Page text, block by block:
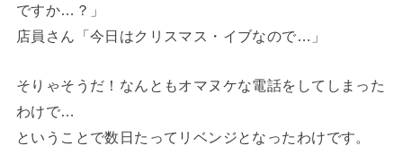
ですか…？」
店員さん「今日はクリスマス・イブなので…」
そりゃそうだ！なんともオマヌケな電話をしてしまった
わけで…
ということで数日たってリベンジとなったわけです。